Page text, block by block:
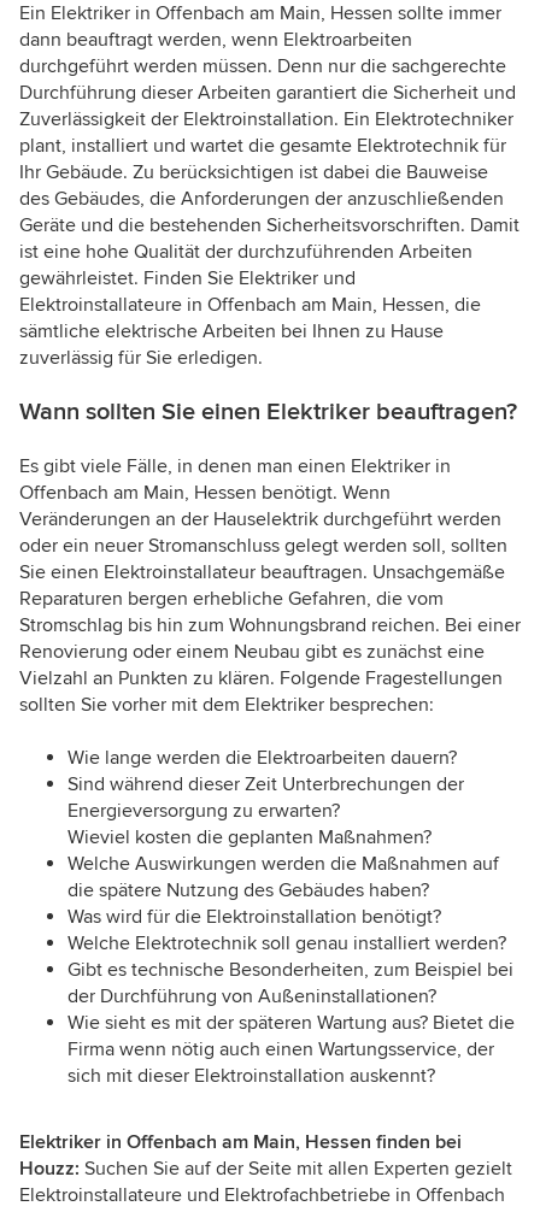
Ein Elektriker in Offenbach am Main, Hessen sollte immer
dann beauftragt werden, wenn Elektroarbeiten
durchgeführt werden müssen. Denn nur die sachgerechte
Durchführung dieser Arbeiten garantiert die Sicherheit und
Zuverlässigkeit der Elektroinstallation. Ein Elektrotechniker
plant, installiert und wartet die gesamte Elektrotechnik für
Ihr Gebäude. Zu berücksichtigen ist dabei die Bauweise
des Gebäudes, die Anforderungen der anzuschließenden
Geräte und die bestehenden Sicherheitsvorschriften. Damit
ist eine hohe Qualität der durchzuführenden Arbeiten
gewährleistet. Finden Sie Elektriker und
Elektroinstallateure in Offenbach am Main, Hessen, die
sämtliche elektrische Arbeiten bei Ihnen zu Hause
zuverlässig für Sie erledigen.
Wann sollten Sie einen Elektriker beauftragen?
Es gibt viele Fälle, in denen man einen Elektriker in
Offenbach am Main, Hessen benötigt. Wenn
Veränderungen an der Hauselektrik durchgeführt werden
oder ein neuer Stromanschluss gelegt werden soll, sollten
Sie einen Elektroinstallateur beauftragen. Unsachgemäße
Reparaturen bergen erhebliche Gefahren, die vom
Stromschlag bis hin zum Wohnungsbrand reichen. Bei einer
Renovierung oder einem Neubau gibt es zunächst eine
Vielzahl an Punkten zu klären. Folgende Fragestellungen
sollten Sie vorher mit dem Elektriker besprechen:
Wie lange werden die Elektroarbeiten dauern?
Sind während dieser Zeit Unterbrechungen der
Energieversorgung zu erwarten?
Wieviel kosten die geplanten Maßnahmen?
Welche Auswirkungen werden die Maßnahmen auf
die spätere Nutzung des Gebäudes haben?
Was wird für die Elektroinstallation benötigt?
Welche Elektrotechnik soll genau installiert werden?
Gibt es technische Besonderheiten, zum Beispiel bei
der Durchführung von Außeninstallationen?
Wie sieht es mit der späteren Wartung aus? Bietet die
Firma wenn nötig auch einen Wartungsservice, der
sich mit dieser Elektroinstallation auskennt?
Elektriker in Offenbach am Main, Hessen finden bei
Houzz: Suchen Sie auf der Seite mit allen Experten gezielt
Elektroinstallateure und Elektrofachbetriebe in Offenbach